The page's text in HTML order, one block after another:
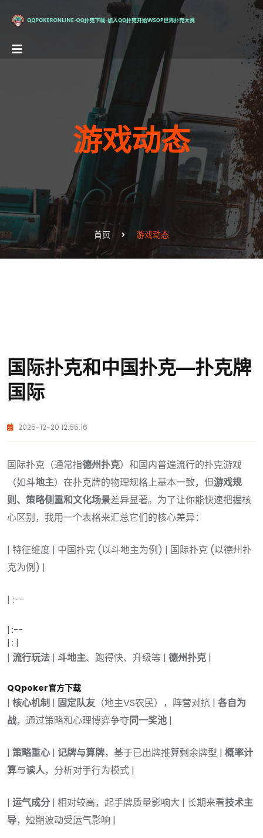
游戏动态
首页 游戏动态
国际扑克和中国扑克—扑克牌
国际
2025-12-20 12:55:16
国际扑克（通常指德州扑克）和国内普遍流行的扑克游戏
（如斗地主）在扑克牌的物理规格上基本一致，但游戏规
则、策略侧重和文化场景差异显著。为了让你能快速把握核
心区别，我用一个表格来汇总它们的核心差异：
| 特征维度 | 中国扑克 (以斗地主为例) | 国际扑克 (以德州扑
克为例) |
| :--
| :--
| : |
| 流行玩法 | 斗地主、跑得快、升级等 | 德州扑克 |
QQpoker官方下载
| 核心机制 | 固定队友 （地主VS农民），阵营对抗 | 各自为
战，通过策略和心理博弈争夺同一奖池 |
| 策略重心 | 记牌与算牌，基于已出牌推算剩余牌型 | 概率计
算与读人，分析对手行为模式 |
| 运气成分 | 相对较高，起手牌质量影响大 | 长期来看技术主
导，短期波动受运气影响 |